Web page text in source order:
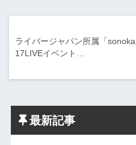
ライバージャパン所属「sonoka
17LIVEイベント…
最新記事